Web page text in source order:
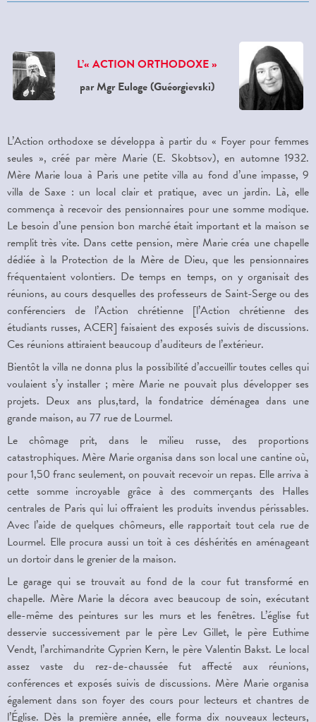
L’« ACTION ORTHODOXE »
par Mgr Euloge (Guéorgievski)
L’Action orthodoxe se développa à partir du « Foyer pour femmes
seules », créé par mère Marie (E. Skobtsov), en automne 1932.
Mère Marie loua à Paris une petite villa au fond d’une impasse, 9
villa de Saxe : un local clair et pratique, avec un jardin. Là, elle
commença à recevoir des pensionnaires pour une somme modique.
Le besoin d’une pension bon marché était important et la maison se
remplit très vite. Dans cette pension, mère Marie créa une chapelle
dédiée à la Protection de la Mère de Dieu, que les pensionnaires
fréquentaient volontiers. De temps en temps, on y organisait des
réunions, au cours desquelles des professeurs de Saint-Serge ou des
conférenciers de l’Action chrétienne [l’Action chrétienne des
étudiants russes, ACER] faisaient des exposés suivis de discussions.
Ces réunions attiraient beaucoup d’auditeurs de l’extérieur.
Bientôt la villa ne donna plus la possibilité d’accueillir toutes celles qui
voulaient s’y installer ; mère Marie ne pouvait plus développer ses
projets. Deux ans plus,tard, la fondatrice déménagea dans une
grande maison, au 77 rue de Lourmel.
Le chômage prit, dans le milieu russe, des proportions
catastrophiques. Mère Marie organisa dans son local une cantine où,
pour 1,50 franc seulement, on pouvait recevoir un repas. Elle arriva à
cette somme incroyable grâce à des commerçants des Halles
centrales de Paris qui lui offraient les produits invendus périssables.
Avec l’aide de quelques chômeurs, elle rapportait tout cela rue de
Lourmel. Elle procura aussi un toit à ces déshérités en aménageant
un dortoir dans le grenier de la maison.
Le garage qui se trouvait au fond de la cour fut transformé en
chapelle. Mère Marie la décora avec beaucoup de soin, exécutant
elle-même des peintures sur les murs et les fenêtres. L’église fut
desservie successivement par le père Lev Gillet, le père Euthime
Vendt, l’archimandrite Cyprien Kern, le père Valentin Bakst. Le local
assez vaste du rez-de-chaussée fut affecté aux réunions,
conférences et exposés suivis de discussions. Mère Marie organisa
également dans son foyer des cours pour lecteurs et chantres de
l’Église. Dès la première année, elle forma dix nouveaux lecteurs,